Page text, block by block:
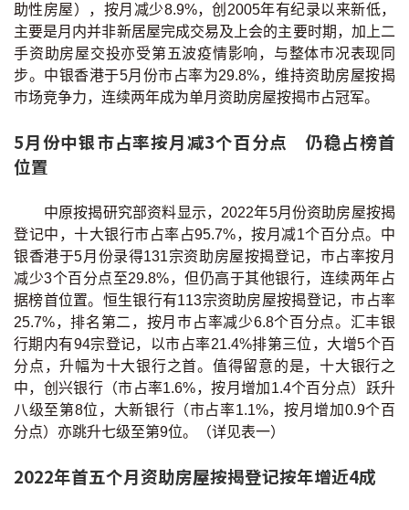
助性房屋），按月减少8.9%，创2005年有纪录以来新低，
主要是月内并非新居屋完成交易及上会的主要时期，加上二
手资助房屋交投亦受第五波疫情影响，与整体巿况表现同
步。中银香港于5月份市占率为29.8%，维持资助房屋按揭
巿场竞争力，连续两年成为单月资助房屋按揭巿占冠军。
5月份中银市占率按月减3个百分点 仍稳占榜首
位置
中原按揭研究部资料显示，2022年5月份资助房屋按揭
登记中，十大银行市占率占95.7%，按月减1个百分点。中
银香港于5月份录得131宗资助房屋按揭登记，巿占率按月
减少3个百分点至29.8%，但仍高于其他银行，连续两年占
据榜首位置。恒生银行有113宗资助房屋按揭登记，巿占率
25.7%，排名第二，按月巿占率减少6.8个百分点。汇丰银
行期内有94宗登记，以市占率21.4%排第三位，大增5个百
分点，升幅为十大银行之首。值得留意的是，十大银行之
中，创兴银行（市占率1.6%，按月增加1.4个百分点）跃升
八级至第8位，大新银行（市占率1.1%，按月增加0.9个百
分点）亦跳升七级至第9位。（详见表一）
2022年首五个月资助房屋按揭登记按年增近4成